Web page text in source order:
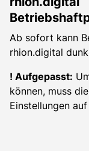
Ab sofort kann
rhion.digital
! Aufgepasst:
können, muss
Einstellungen